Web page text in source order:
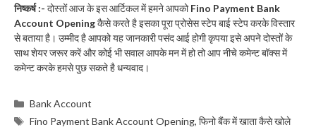
निष्कर्ष :- दोस्तों आज के इस आर्टिकल में हमने आपकोFino Payment Bank
Account Openingकैसे करते है इसका पूरा प्रोसेस स्टेप बाई स्टेप करके विस्तार
से बताया है। उम्मीद है आपको यह जानकारी पसंद आई होगी कृपया इसे अपने दोस्तों के
साथ शेयर जरूर करें और कोई भी सवाल आपके मन में हो तो आप नीचे कमेन्ट बॉक्स में
कमेन्ट करके हमसे पुछ सकते है धन्यवाद।
Categories
Bank Account
Tags
Fino Payment Bank Account Opening,फिनो बैंक में खाता कैसे खोले